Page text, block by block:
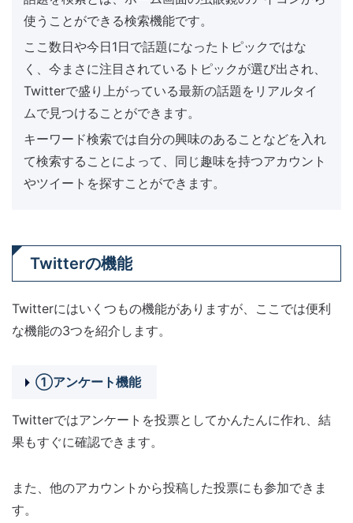
使うことができる検索機能です。
ここ数日や今日1日で話題になったトピックではな
く、今まさに注目されているトピックが選び出され、
Twitterで盛り上がっている最新の話題をリアルタイ
ムで見つけることができます。
キーワード検索では自分の興味のあることなどを入れ
て検索することによって、同じ趣味を持つアカウント
やツイートを探すことができます。
Twitterの機能
Twitterにはいくつもの機能がありますが、ここでは便利
な機能の3つを紹介します。
①アンケート機能
Twitterではアンケートを投票としてかんたんに作れ、結
果もすぐに確認できます。
また、他のアカウントから投稿した投票にも参加できま
す。